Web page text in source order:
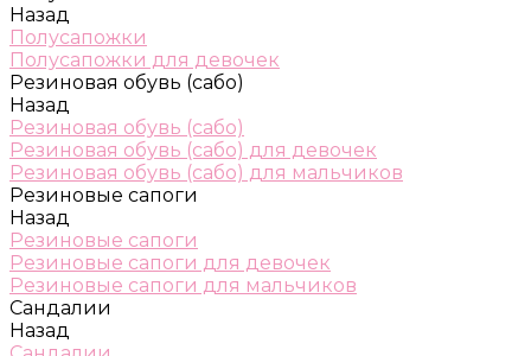
Назад
Полусапожки
Полусапожки для девочек
Резиновая обувь (сабо)
Назад
Резиновая обувь (сабо)
Резиновая обувь (сабо) для девочек
Резиновая обувь (сабо) для мальчиков
Резиновые сапоги
Назад
Резиновые сапоги
Резиновые сапоги для девочек
Резиновые сапоги для мальчиков
Сандалии
Назад